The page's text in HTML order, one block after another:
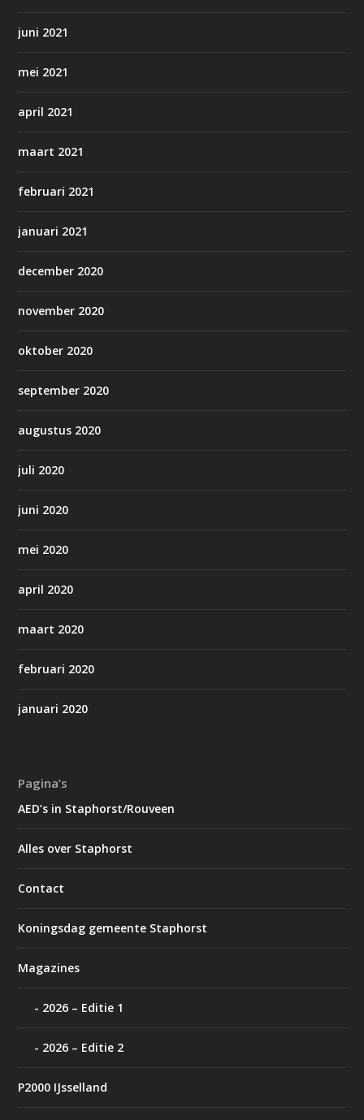
juni 2021
mei 2021
april 2021
maart 2021
februari 2021
januari 2021
december 2020
november 2020
oktober 2020
september 2020
augustus 2020
juli 2020
juni 2020
mei 2020
april 2020
maart 2020
februari 2020
januari 2020
Pagina’s
AED’s in Staphorst/Rouveen
Alles over Staphorst
Contact
Koningsdag gemeente Staphorst
Magazines
2026 – Editie 1
2026 – Editie 2
P2000 IJsselland